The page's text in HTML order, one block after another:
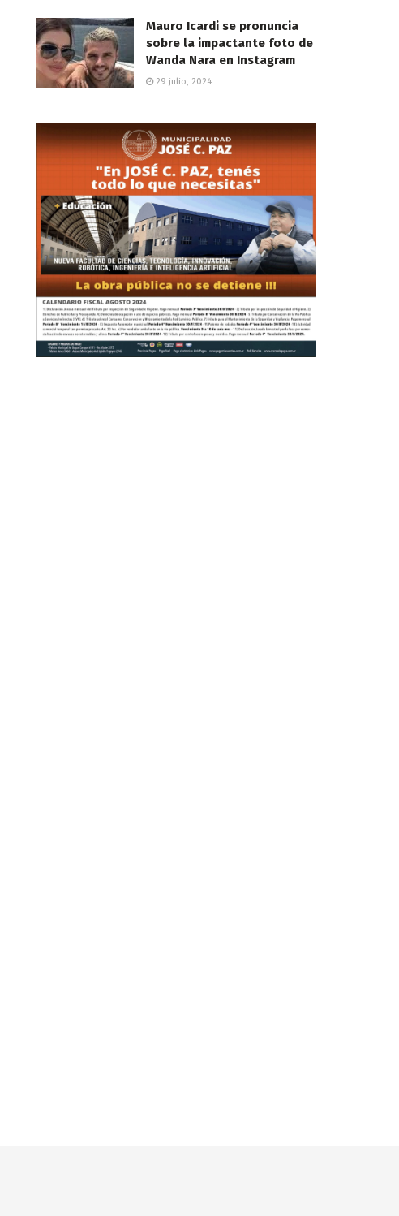
Mauro Icardi se pronuncia
sobre la impactante foto de
Wanda Nara en Instagram
29 julio, 2024